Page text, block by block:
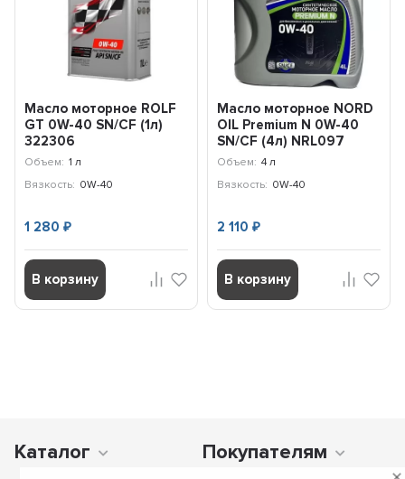
Масло моторное ROLF
GT 0W-40 SN/CF (1л)
322306
Объем: 1 л
Вязкость: 0W-40
1 280₽
В корзину
Масло моторное NORD
OIL Premium N 0W-40
SN/CF (4л) NRL097
Объем: 4 л
Вязкость: 0W-40
2 110 ₽
В корзину
Каталог Покупателям